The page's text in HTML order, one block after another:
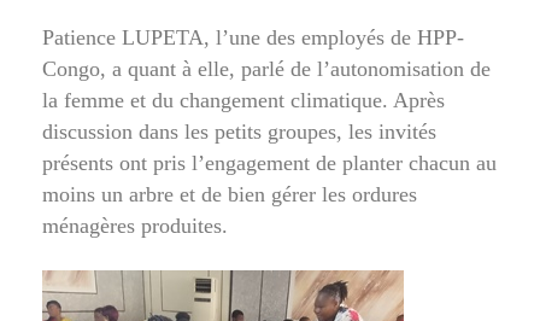
Patience LUPETA, l’une des employés de HPP-
Congo, a quant à elle, parlé de l’autonomisation de
la femme et du changement climatique. Après
discussion dans les petits groupes, les invités
présents ont pris l’engagement de planter chacun au
moins un arbre et de bien gérer les ordures
ménagères produites.